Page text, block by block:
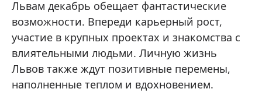
Львам декабрь обещает фантастические
возможности. Впереди карьерный рост,
участие в крупных проектах и знакомства с
влиятельными людьми. Личную жизнь
Львов также ждут позитивные перемены,
наполненные теплом и вдохновением.